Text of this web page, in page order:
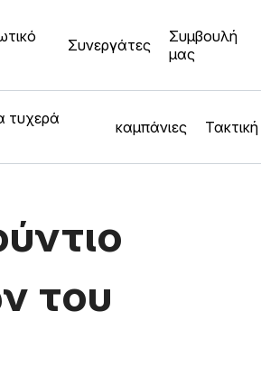
Συνεργάτες
Συμβουλή
μας
τυχερά
καμπάνιες Τακτική
του